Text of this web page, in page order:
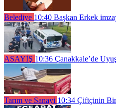
Belediye 10:40 Başkan Erkek
ASAYİŞ 10:36 Çanakkale’de
Tarım ve Sanayi 10:34 Çiftçinin Bir